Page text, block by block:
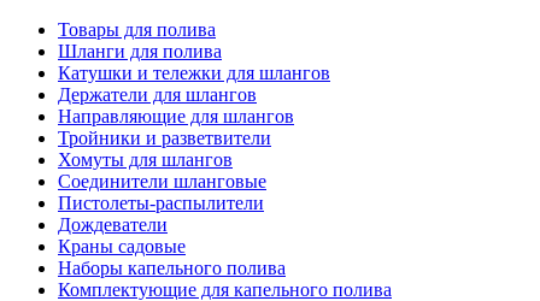
Товары для полива
Шланги для полива
Катушки и тележки для шлангов
Держатели для шлангов
Направляющие для шлангов
Тройники и разветвители
Хомуты для шлангов
Соединители шланговые
Пистолеты-распылители
Дождеватели
Краны садовые
Наборы капельного полива
Комплектующие для капельного полива